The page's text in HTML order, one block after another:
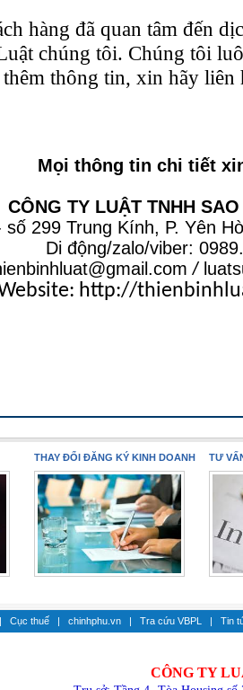
hàng đã quan tâm đến
chúng tôi. Chúng tôi
thông tin, xin hãy liên
Mọi thông tin chi tiết
CÔNG TY LUẬT TNHH
299 Trung Kính, P. Yên
Di động/zalo/viber:
/
http://
THAY ĐỔI ĐĂNG KÝ KINH DOANH TƯ
| Cục thuế | chinhphu.vn | Tra cứu VBPL | Tin
CÔNG TY